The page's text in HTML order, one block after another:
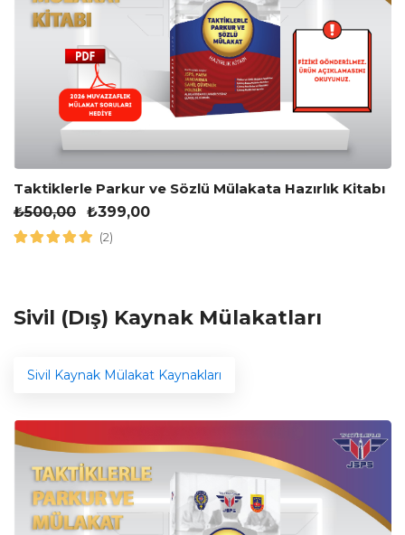
Taktiklerle Parkur ve Sözlü Mülakata Hazırlık Kitabı
₺500,00 ₺399,00
(2)
Sivil (Dış) Kaynak Mülakatları
Sivil Kaynak Mülakat Kaynakları